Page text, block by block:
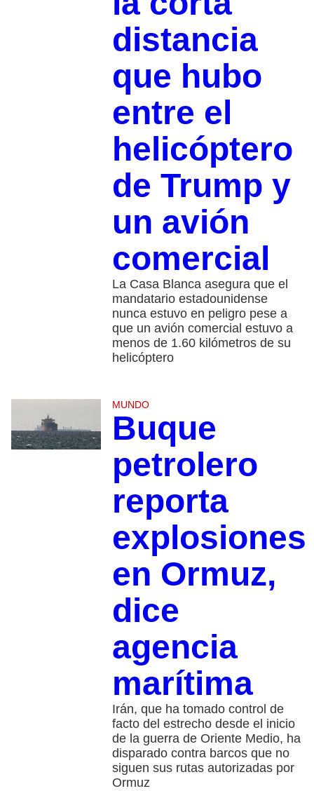
distancia
que hubo
entre el
helicóptero
de Trump y
un avión
comercial
La Casa Blanca asegura que el
mandatario estadounidense
nunca estuvo en peligro pese a
que un avión comercial estuvo a
menos de 1.60 kilómetros de su
helicóptero
MUNDO
Buque
petrolero
reporta
explosiones
en Ormuz,
dice
agencia
marítima
Irán, que ha tomado control de
facto del estrecho desde el inicio
de la guerra de Oriente Medio, ha
disparado contra barcos que no
siguen sus rutas autorizadas por
Ormuz